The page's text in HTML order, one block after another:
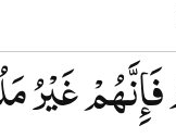
فَإِنَّهُمْ غَيْرُ